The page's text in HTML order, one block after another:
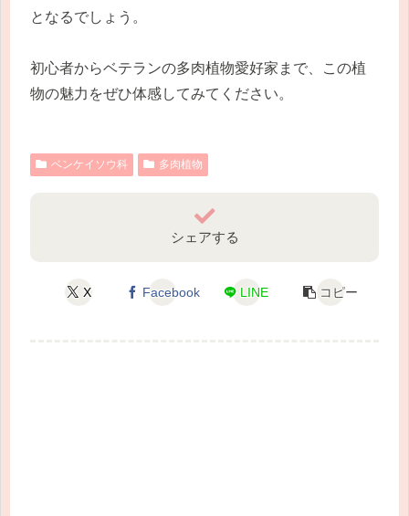
となるでしょう。
初心者からベテランの多肉植物愛好家まで、この植
物の魅力をぜひ体感してみてください。
ベンケイソウ科 多肉植物
シェアする
X Facebook LINE コピー